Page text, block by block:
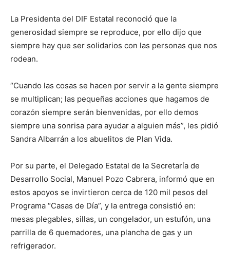
La Presidenta del DIF Estatal reconoció que la
generosidad siempre se reproduce, por ello dijo que
siempre hay que ser solidarios con las personas que nos
rodean.
“Cuando las cosas se hacen por servir a la gente siempre
se multiplican; las pequeñas acciones que hagamos de
corazón siempre serán bienvenidas, por ello demos
siempre una sonrisa para ayudar a alguien más”, les pidió
Sandra Albarrán a los abuelitos de Plan Vida.
Por su parte, el Delegado Estatal de la Secretaría de
Desarrollo Social, Manuel Pozo Cabrera, informó que en
estos apoyos se invirtieron cerca de 120 mil pesos del
Programa “Casas de Día”, y la entrega consistió en:
mesas plegables, sillas, un congelador, un estufón, una
parrilla de 6 quemadores, una plancha de gas y un
refrigerador.